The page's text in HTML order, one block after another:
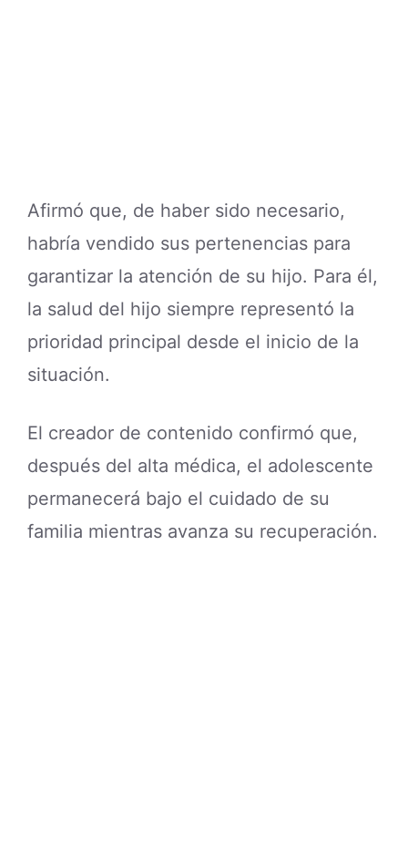
Afirmó que, de haber sido necesario,
habría vendido sus pertenencias para
garantizar la atención de su hijo. Para él,
la salud del hijo siempre representó la
prioridad principal desde el inicio de la
situación.
El creador de contenido confirmó que,
después del alta médica, el adolescente
permanecerá bajo el cuidado de su
familia mientras avanza su recuperación.